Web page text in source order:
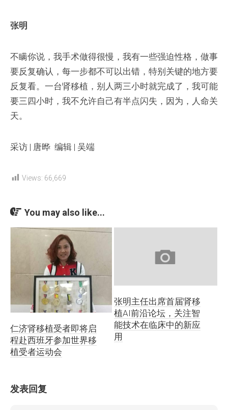
张明
不瞒你说，我手术做得很慢，我有一些强迫性格，做事
要反复确认，每一步都不可以出错，特别关键的地方要
反复看。一台肾移植，别人两三小时就完成了，我可能
要三四小时，我不允许自己有半点闪失，因为，人命关
天。
采访 | 唐晔 编辑 | 吴端
Views: 66,669
You may also like...
仁济肾移植受者即将启
程赴西班牙参加世界移
植受者运动会
张明主任出席首届肾移
植AI前沿论坛，关注智
能技术在临床中的新应
用
发表回复